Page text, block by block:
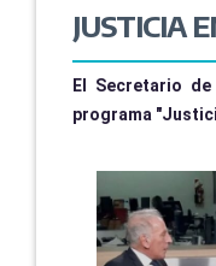
JUSTICIA
El Secretario
programa